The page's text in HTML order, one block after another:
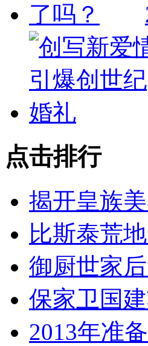
点击排行
揭开皇族
比斯泰荒
御厨世家
保家卫国
2013年准